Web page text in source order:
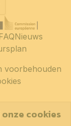
voorbehouden
Nieuws
cookies